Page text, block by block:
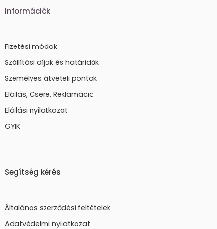
Információk
Fizetési módok
Szállítási díjak és határidők
Személyes átvételi pontok
Elállás, Csere, Reklamáció
Elállási nyilatkozat
GYIK
Segítség kérés
Általános szerződési feltételek
Adatvédelmi nyilatkozat